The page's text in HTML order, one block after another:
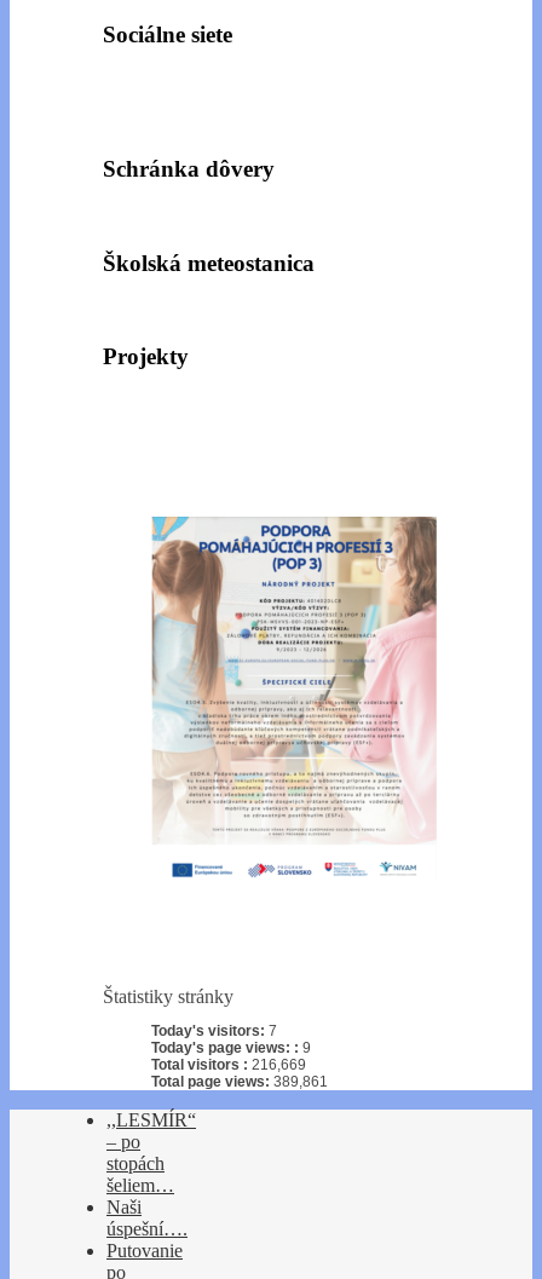
Sociálne siete
Schránka dôvery
Školská meteostanica
Projekty
Štatistiky stránky
Today's visitors: 7
Today's page views: : 9
Total visitors : 216,669
Total page views: 389,861
,,LESMÍR“
– po
stopách
šeliem…
Naši
úspešní….
Putovanie
po